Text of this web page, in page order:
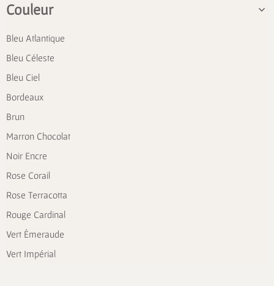
Couleur
Bleu Atlantique
Bleu Céleste
Bleu Ciel
Bordeaux
Brun
Marron Chocolat
Noir Encre
Rose Corail
Rose Terracotta
Rouge Cardinal
Vert Émeraude
Vert Impérial